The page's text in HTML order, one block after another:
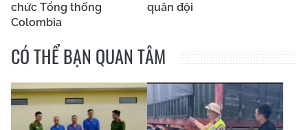
chức Tổng thống
Colombia
quân đội
CÓ THỂ BẠN QUAN TÂM